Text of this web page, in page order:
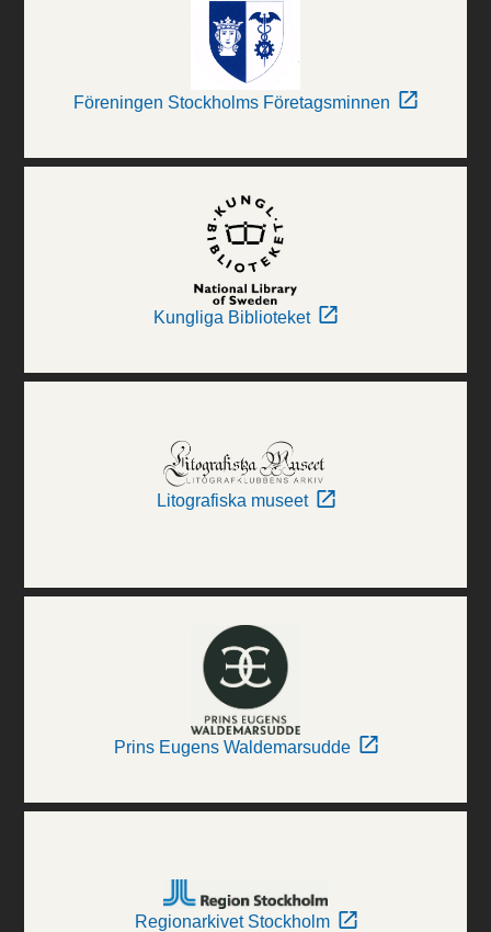
Föreningen Stockholms Företagsminnen
Kungliga Biblioteket
Litografiska museet
Prins Eugens Waldemarsudde
Regionarkivet Stockholm